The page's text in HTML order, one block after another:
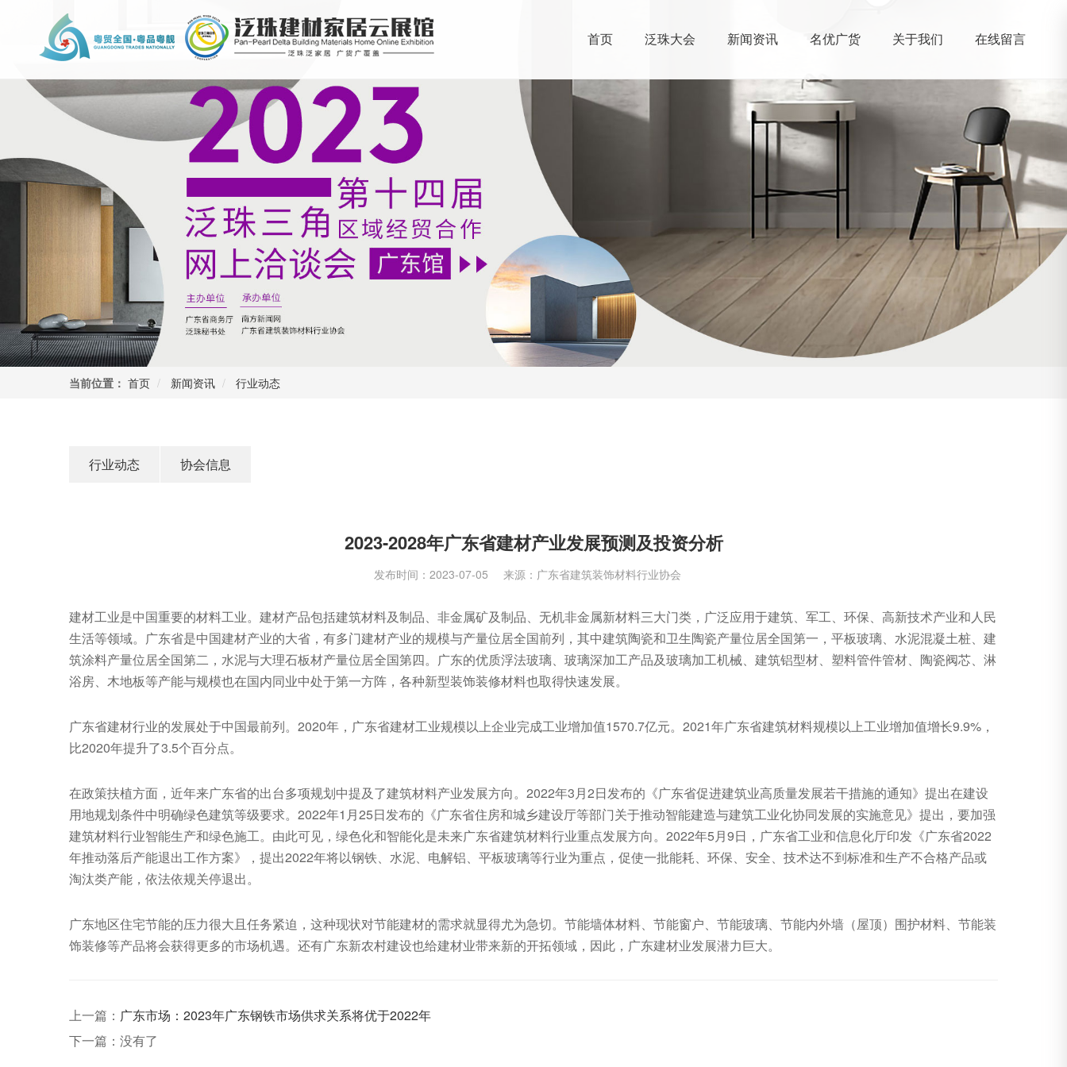
首页 泛珠大会 新闻资讯 名优广货 关于我们 在线留言
当前位置： 首页 新闻资讯 行业动态
行业动态 协会信息
2023-2028年广东省建材产业发展预测及投资分析
发布时间：2023-07-05 来源：广东省建筑装饰材料行业协会
建材工业是中国重要的材料工业。建材产品包括建筑材料及制品、非金属矿及制品、无机非金属新材料三大门类，广泛应用于建筑、军工、环保、高新技术产业和人民
生活等领域。广东省是中国建材产业的大省，有多门建材产业的规模与产量位居全国前列，其中建筑陶瓷和卫生陶瓷产量位居全国第一，平板玻璃、水泥混凝土桩、建
筑涂料产量位居全国第二，水泥与大理石板材产量位居全国第四。广东的优质浮法玻璃、玻璃深加工产品及玻璃加工机械、建筑铝型材、塑料管件管材、陶瓷阀芯、淋
浴房、木地板等产能与规模也在国内同业中处于第一方阵，各种新型装饰装修材料也取得快速发展。
广东省建材行业的发展处于中国最前列。2020年，广东省建材工业规模以上企业完成工业增加值1570.7亿元。2021年广东省建筑材料规模以上工业增加值增长9.9%，
比2020年提升了3.5个百分点。
在政策扶植方面，近年来广东省的出台多项规划中提及了建筑材料产业发展方向。2022年3月2日发布的《广东省促进建筑业高质量发展若干措施的通知》提出在建设
用地规划条件中明确绿色建筑等级要求。2022年1月25日发布的《广东省住房和城乡建设厅等部门关于推动智能建造与建筑工业化协同发展的实施意见》提出，要加强
建筑材料行业智能生产和绿色施工。由此可见，绿色化和智能化是未来广东省建筑材料行业重点发展方向。2022年5月9日，广东省工业和信息化厅印发《广东省2022
年推动落后产能退出工作方案》，提出2022年将以钢铁、水泥、电解铝、平板玻璃等行业为重点，促使一批能耗、环保、安全、技术达不到标准和生产不合格产品或
淘汰类产能，依法依规关停退出。
广东地区住宅节能的压力很大且任务紧迫，这种现状对节能建材的需求就显得尤为急切。节能墙体材料、节能窗户、节能玻璃、节能内外墙（屋顶）围护材料、节能装
饰装修等产品将会获得更多的市场机遇。还有广东新农村建设也给建材业带来新的开拓领域，因此，广东建材业发展潜力巨大。
上一篇： 广东市场：2023年广东钢铁市场供求关系将优于2022年
下一篇：没有了